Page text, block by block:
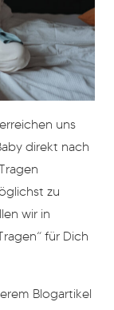
uns
direkt nach
zu
wir in
für Dich
Blogartikel